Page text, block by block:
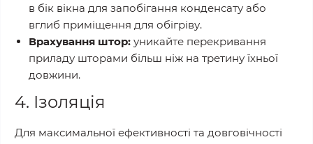
в бік вікна для запобігання конденсату або
вглиб приміщення для обігріву.
Врахування штор: уникайте перекривання
приладу шторами більш ніж на третину їхньої
довжини.
4. Ізоляція
Для максимальної ефективності та довговічності